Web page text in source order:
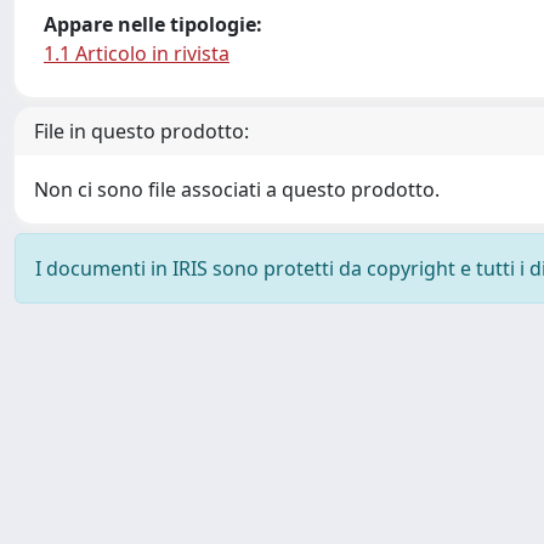
Appare nelle tipologie:
1.1 Articolo in rivista
File in questo prodotto:
Non ci sono file associati a questo prodotto.
I documenti in IRIS sono protetti da copyright e tutti i